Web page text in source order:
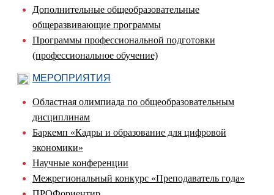
Дополнительные общеобразовательные
общеразвивающие программы
Программы профессиональной подготовки
(профессиональное обучение)
МЕРОПРИЯТИЯ
Областная олимпиада по общеобразовательным
дисциплинам
Баркемп «Кадры и образование для цифровой
экономики»
Научные конференции
Межрегиональный конкурс «Преподаватель года»